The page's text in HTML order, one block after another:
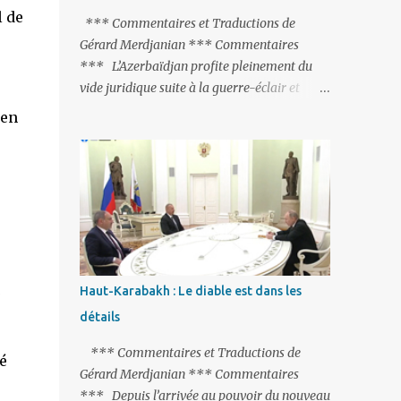
de
peine de mort est rétablie ; Et des menaces
non voilées envers les Etats-Unis : «Si Gülen
n'est pas extradé, les États-Unis sacrifieront
les relations bilatérales à cause de ce
*** Commentaires et Traductions de
Gérard Merdjanian *** Commentaires
*** L’Azerbaïdjan profite pleinement du
vide juridique suite à la guerre-éclair et
frontière entre l’Arménie et la Turquie
(268km) est essentiellement gardée par des
gardes-frontière russes rattachés à la base
militaire russe 102 de Gumri. On ne sait
jamais si l’envie prenait au zigoto d’en face
d’envoyer ses chars sur Erevan (1). Si les
221km de frontière avec le Nakhitchevan,
pas de problèmes majeurs, il n’en est pas de
même des 566km avec l’Azerbaïdjan. Bakou,
profitant de la faiblesse de l’Arménie et
surtout du fait que ce sont exclusivement des
Haut-Karabakh : Le diable est dans les
détails
*** Commentaires et Traductions de
Gérard Merdjanian *** Commentaires
*** Depuis l’arrivée au pouvoir du nouveau